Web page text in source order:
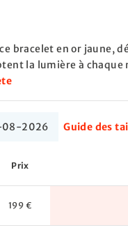
bracelet en or jaune,
la lumière à chaque
08-2026 Guide des
Prix
199 €